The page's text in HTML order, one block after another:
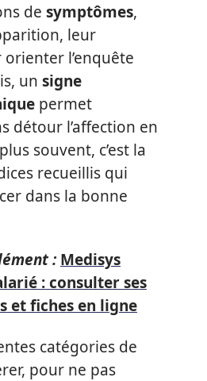
de symptômes,
leur
l’enquête
un signe
permet
détour l’affection en
souvent, c’est la
recueillis qui
dans la bonne
: Medisys
: consulter ses
et fiches en ligne
catégories de
pour ne pas